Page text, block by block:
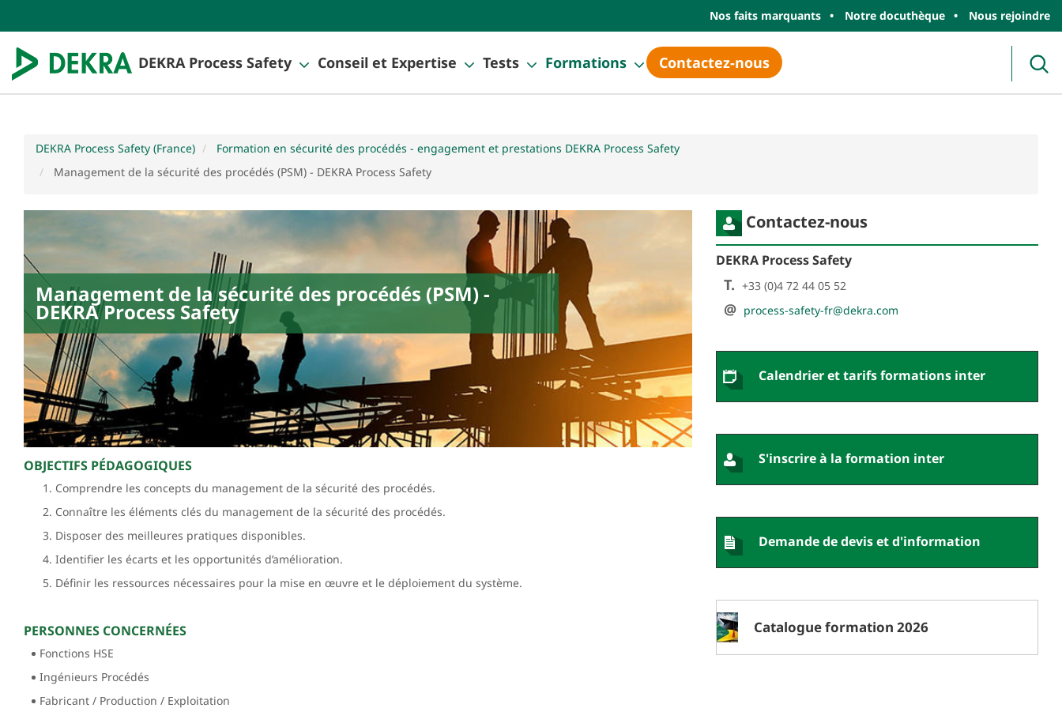
Nos faits marquants Notre docuthèque Nous rejoindre
DEKRA Process Safety Conseil et Expertise Tests Formations Contactez-nous
DEKRA Process Safety (France)
Formation en sécurité des procédés - engagement et prestations DEKRA Process Safety
Management de la sécurité des procédés (PSM) - DEKRA Process Safety
Management de la sécurité des procédés (PSM) -
DEKRA Process Safety
OBJECTIFS PÉDAGOGIQUES
Comprendre les concepts du management de la sécurité des procédés.
Connaître les éléments clés du management de la sécurité des procédés.
Disposer des meilleures pratiques disponibles.
Identifier les écarts et les opportunités d’amélioration.
Définir les ressources nécessaires pour la mise en œuvre et le déploiement du système.
PERSONNES CONCERNÉES
Fonctions HSE
Ingénieurs Procédés
Fabricant / Production / Exploitation
Contactez-nous
DEKRA Process Safety
T. +33 (0)4 72 44 05 52
@ process-safety-fr@dekra.com
Calendrier et tarifs formations inter
S'inscrire à la formation inter
Demande de devis et d'information
Catalogue formation 2026